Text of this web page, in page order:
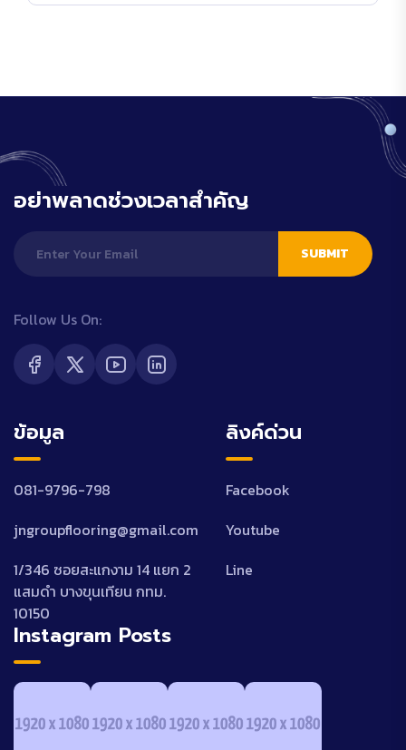
อย่าพลาดช่วงเวลาสำคัญ
SUBMIT
Follow Us On:
ข้อมูล
081-9796-798
jngroupflooring@gmail.com
1/346 ซอยสะแกงาม 14 แยก 2
แสมดำ บางขุนเทียน กทม.
10150
ลิงค์ด่วน
Facebook
Youtube
Line
Instagram Posts